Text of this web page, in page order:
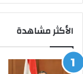
الأكثر مشاهدة